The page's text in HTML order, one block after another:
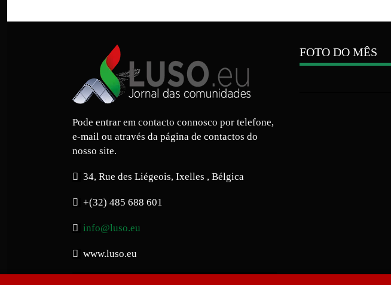
Pode entrar em contacto connosco por telefone,
e-mail ou através da página de contactos do
nosso site.
34, Rue des Liégeois, Ixelles , Bélgica
+(32) 485 688 601
info@luso.eu
www.luso.eu
FOTO DO MÊS